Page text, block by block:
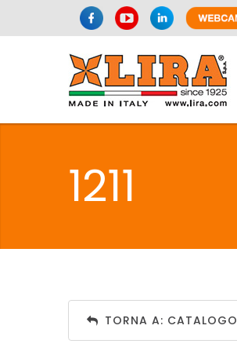
1211
TORNA A: CATALOGO